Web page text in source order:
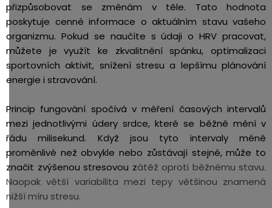
přizpůsobovat se změnám v těle. Tato hodnota
poskytuje cenné informace o aktuálním stavu vašeho
organizmu. Pokud se naučíte s údaji o HRV pracovat,
můžete je využít ke zkvalitnění spánku, optimalizaci
sportovních aktivit, snížení stresu a lepšímu plánování
energie i stravování.
Princip fungování spočívá v měření časových intervalů
mezi jednotlivými údery srdce, které se běžně mění v
řádu milisekund. Když jsou tyto intervaly méně
proměnlivé než obvykle nebo zůstávají stejné, může to
značit zvýšenou stresovou zátěž oproti běžnému stavu.
Naopak větší variabilita mezi tepy většinou znamená
nižší míru stresu.